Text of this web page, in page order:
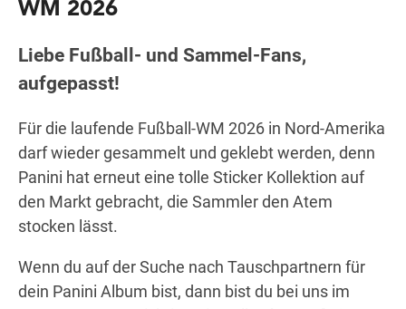
WM 2026
Liebe Fußball- und Sammel-Fans,
aufgepasst!
Für die laufende Fußball-WM 2026 in Nord-Amerika
darf wieder gesammelt und geklebt werden, denn
Panini hat erneut eine tolle Sticker Kollektion auf
den Markt gebracht, die Sammler den Atem
stocken lässt.
Wenn du auf der Suche nach Tauschpartnern für
dein Panini Album bist, dann bist du bei uns im